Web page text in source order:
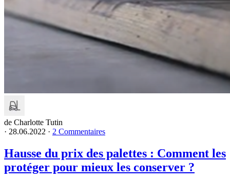
de Charlotte Tutin
· 28.06.2022 · 2 Commentaires
Hausse du prix des palettes : Comment les
protéger pour mieux les conserver ?